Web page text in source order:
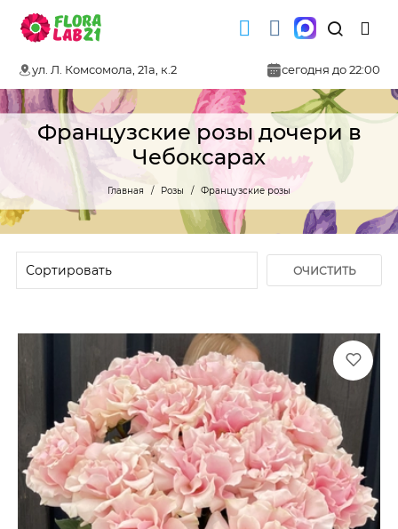
ул. Л. Комсомола, 21а, к.2 сегодня до 22:00
Французские розы дочери в
Чебоксарах
Главная Розы Французские розы
ОЧИСТИТЬ